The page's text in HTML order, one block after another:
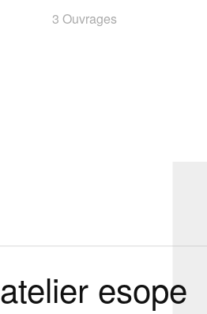
3 Ouvrages
atelier esope